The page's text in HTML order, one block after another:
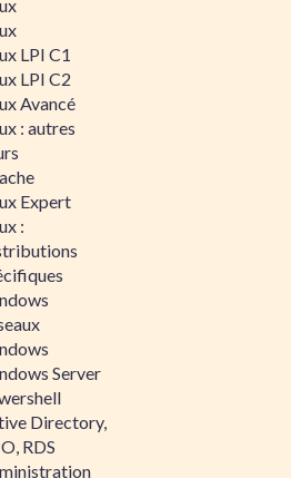
LPI C1
LPI C2
Avancé
: autres
Expert
:
Server
Directory,
RDS